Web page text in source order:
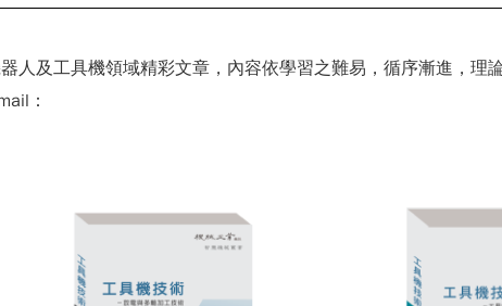
人及工具機領域精彩文章，內容依學習之難易，循序漸進，理
：